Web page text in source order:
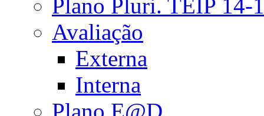
Plano Pluri. TEIP 14-
Avaliação
Externa
Interna